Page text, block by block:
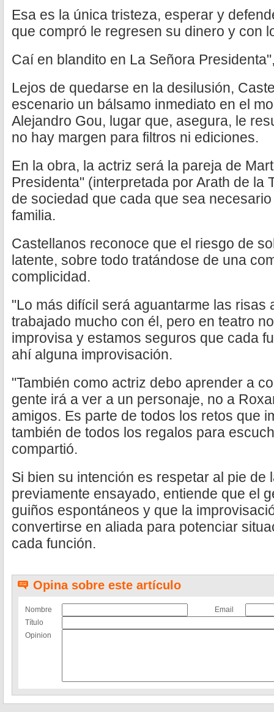
Esa es la única tristeza, esperar y
que compró le regresen su dinero y con
Caí en blandito en La Señora
Lejos de quedarse en la desilusión,
escenario un bálsamo inmediato en el
Alejandro Gou, lugar que, asegura, le
no hay margen para filtros ni ediciones.
En la obra, la actriz será la pareja de
Presidenta" (interpretada por Arath de la
de sociedad que cada que sea
familia.
Castellanos reconoce que el riesgo de
latente, sobre todo tratándose de una
complicidad.
"Lo más difícil será aguantarme las risas
trabajado mucho con él, pero en teatro
improvisa y estamos seguros que cada
ahí alguna improvisación.
"También como actriz debo aprender a
gente irá a ver a un personaje, no a
amigos. Es parte de todos los retos que
también de todos los regalos para
compartió.
Si bien su intención es respetar al pie de
previamente ensayado, entiende que el
guiños espontáneos y que la
convertirse en aliada para potenciar
cada función.
Opina sobre este artículo
Nombre
Email
Título
Opinion